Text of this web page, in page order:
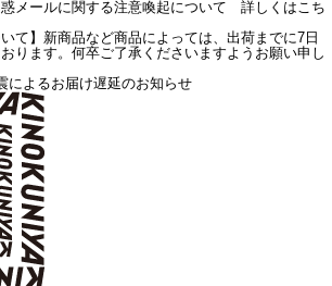
惑メールに関する注意喚起について 詳しくはこち
て】新商品など商品によっては、出荷までに7日
ります。何卒ご了承くださいますようお願い申し
によるお届け遅延のお知らせ